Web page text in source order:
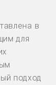
в
для
подход